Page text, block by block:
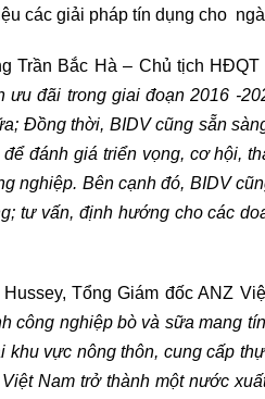
các giải pháp tín dụng cho
Trần Bắc Hà – Chủ tịch HĐQT
ưu đãi trong giai đoạn 2016 -
Đồng thời, BIDV cũng sẵn
đánh giá triển vọng, cơ hội,
nghiệp. Bên cạnh đó, BIDV
tư vấn, định hướng cho các
Tổng Giám đốc ANZ
công nghiệp bò và sữa mang tí
khu vực nông thôn, cung cấp
Việt Namtrởthành một nước